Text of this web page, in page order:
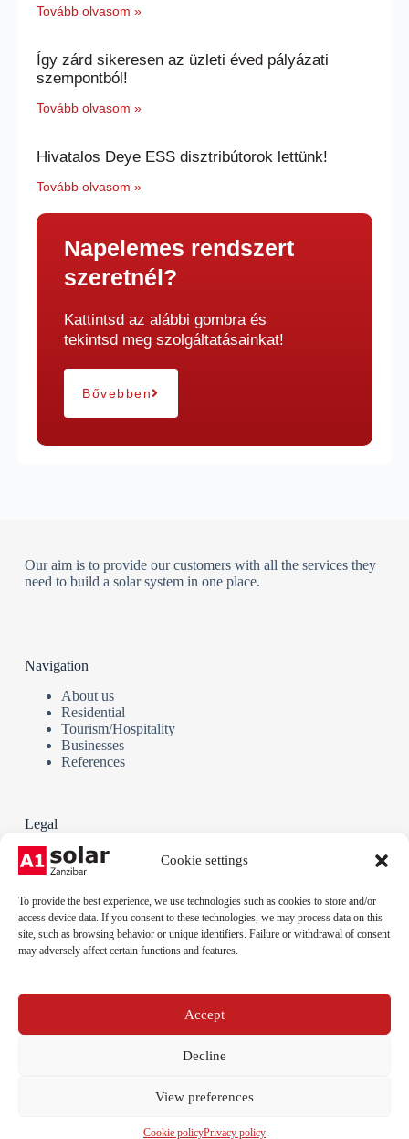
Cookie settings
To provide the best experience, we use technologies such as cookies to store and/or
access device data. If you consent to these technologies, we may process data on this
site, such as browsing behavior or unique identifiers. Failure or withdrawal of consent
may adversely affect certain functions and features.
Accept
Decline
View preferences
Cookie policyPrivacy policy
Tovább olvasom »
Így zárd sikeresen az üzleti éved pályázati
szempontból!
Tovább olvasom »
Hivatalos Deye ESS disztribútorok lettünk!
Tovább olvasom »
Napelemes rendszert
szeretnél?
Kattintsd az alábbi gombra és
tekintsd meg szolgáltatásainkat!
Bővebben
Our aim is to provide our customers with all the services they
need to build a solar system in one place.
Navigation
About us
Residential
Tourism/Hospitality
Businesses
References
Legal
Terms and Conditions
Privacy policy
Legal notice
info@a1solar.co.tz
Address:
Jambiani, Kibigija, Unguja, Tanzania